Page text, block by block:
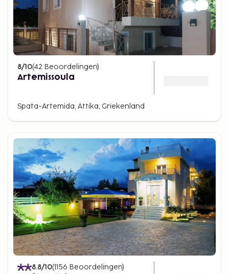
8/10(42 Beoordelingen)
Artemissoula
Spata-Artemida, Attika, Griekenland
8.8/10(1156 Beoordelingen)